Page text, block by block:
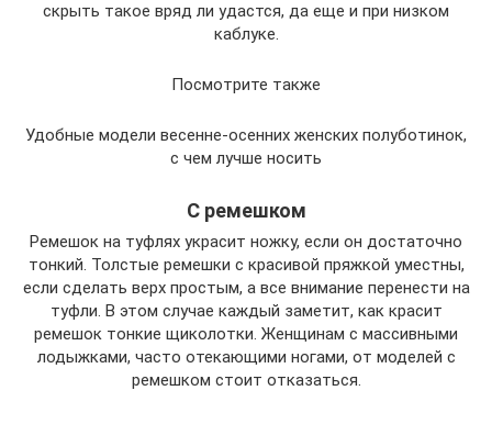
скрыть такое вряд ли удастся, да еще и при низком
каблуке.
Посмотрите также
Удобные модели весенне-осенних женских полуботинок,
с чем лучше носить
С ремешком
Ремешок на туфлях украсит ножку, если он достаточно
тонкий. Толстые ремешки с красивой пряжкой уместны,
если сделать верх простым, а все внимание перенести на
туфли. В этом случае каждый заметит, как красит
ремешок тонкие щиколотки. Женщинам с массивными
лодыжками, часто отекающими ногами, от моделей с
ремешком стоит отказаться.